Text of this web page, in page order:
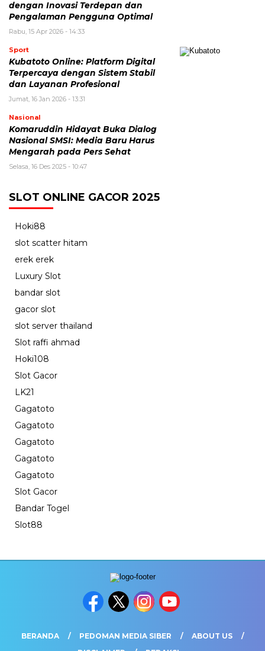
dengan Inovasi Terdepan dan
Pengalaman Pengguna Optimal
Rabu, 15 Apr 2026 - 14:33
Sport
Kubatoto Online: Platform Digital
Terpercaya dengan Sistem Stabil
dan Layanan Profesional
Jumat, 16 Jan 2026 - 13:31
Nasional
Komaruddin Hidayat Buka Dialog
Nasional SMSI: Media Baru Harus
Mengarah pada Pers Sehat
Selasa, 16 Des 2025 - 10:47
SLOT ONLINE GACOR 2025
Hoki88
slot scatter hitam
erek erek
Luxury Slot
bandar slot
gacor slot
slot server thailand
Slot raffi ahmad
Hoki108
Slot Gacor
LK21
Gagatoto
Gagatoto
Gagatoto
Gagatoto
Gagatoto
Slot Gacor
Bandar Togel
Slot88
BERANDA PEDOMAN MEDIA SIBER
ABOUT US